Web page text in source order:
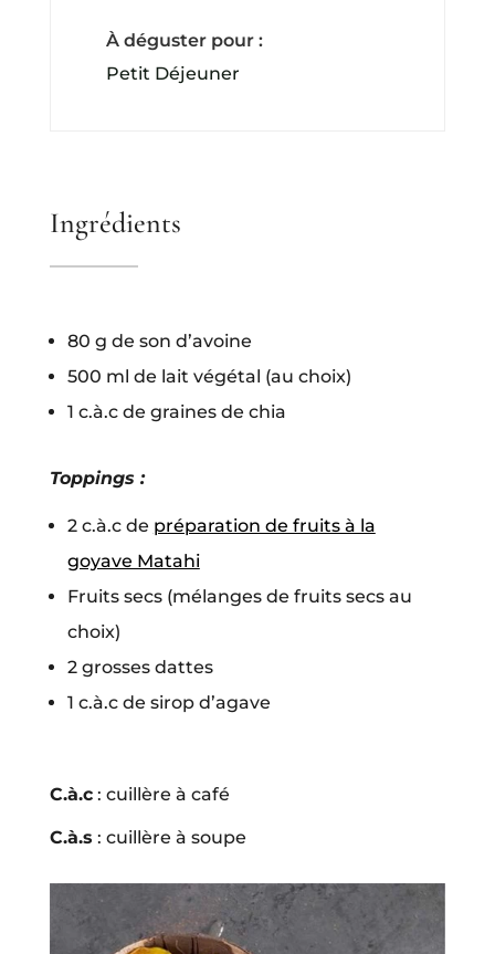
À déguster pour :
Petit Déjeuner
Ingrédients
80 g de son d’avoine
500 ml de lait végétal (au choix)
1 c.à.c de graines de chia
Toppings :
2 c.à.c de préparation de fruits à la
goyave Matahi
Fruits secs (mélanges de fruits secs au
choix)
2 grosses dattes
1 c.à.c de sirop d’agave
C.à.c: cuillère à café
C.à.s : cuillère à soupe